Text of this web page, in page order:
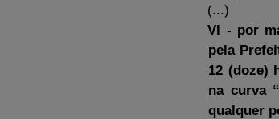
(...)
VI - por
pela
12 (doze)
na curva
qualquer